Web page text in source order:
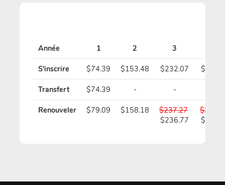
Année 1 2 3
S'inscrire $74.39 $153.48 $232.07
Transfert $74.39 - -
Renouveler $79.09 $158.18
$237.27
$236.77